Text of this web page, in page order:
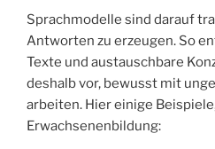
Sprachmodelle sind darauf
Antworten zu erzeugen. So
Texte und austauschbare
deshalb vor, bewusst mit
arbeiten. Hier einige
Erwachsenenbildung: